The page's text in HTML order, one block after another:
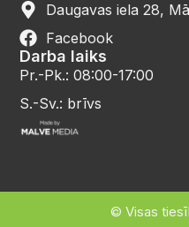
Daugavas iela 28,
Facebook
Darba laiks
Pr.-Pk.: 08:00-17:00
S.-Sv.: brīvs
© Visas